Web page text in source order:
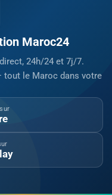
Maroc24
24h/24 et 7j/7.
le Maroc dans votre